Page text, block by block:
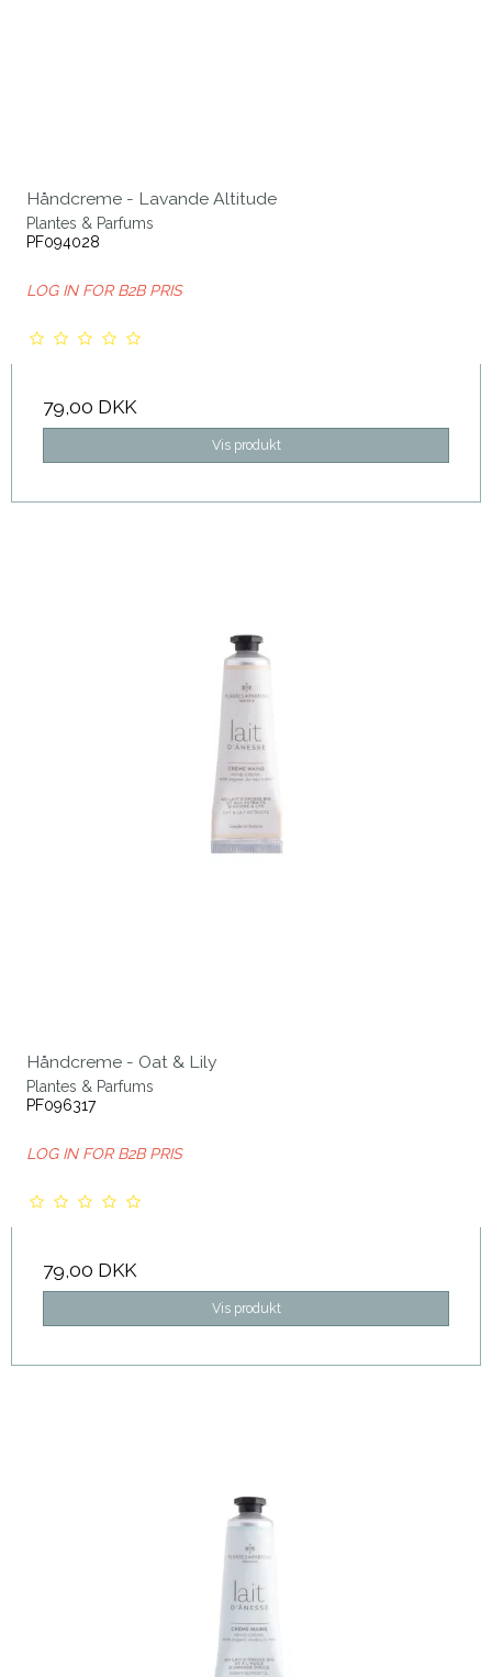
Håndcreme - Lavande Altitude
Plantes & Parfums
PF094028
LOG IN FOR B2B PRIS
79,00 DKK
Vis produkt
Håndcreme - Oat & Lily
Plantes & Parfums
PF096317
LOG IN FOR B2B PRIS
79,00 DKK
Vis produkt